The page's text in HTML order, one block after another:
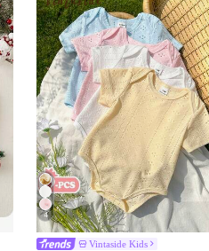
4
Vintaside Kids